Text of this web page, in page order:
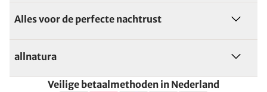
Alles voor de perfecte nachtrust
allnatura
Veilige betaalmethoden in Nederland